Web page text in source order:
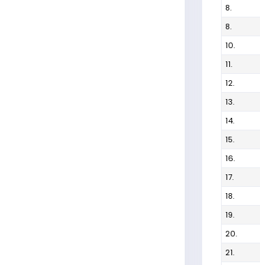
8.
8.
10.
11.
12.
13.
14.
15.
16.
17.
18.
19.
20.
21.